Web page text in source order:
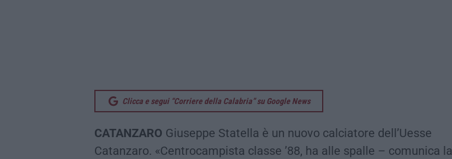
Clicca e segui “Corriere della Calabria” su Google News
CATANZARO Giuseppe Statella è un nuovo calciatore dell’Uesse
Catanzaro. «Centrocampista classe ’88, ha alle spalle – comunica la